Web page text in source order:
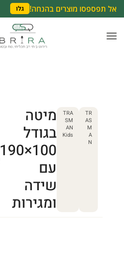
אל תפספסו מוצרים בהנחה! גלו
TR
AS
M
A
N
TRA
SM
AN
Kids
מיטה
בגודל
100×190
עם
שידה
ומגירות